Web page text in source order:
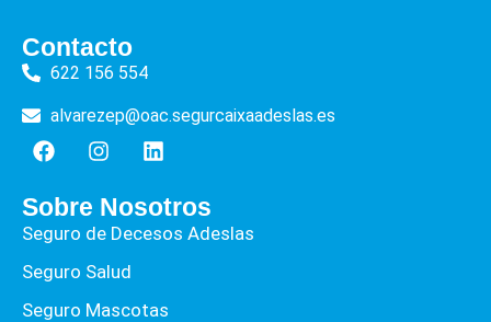
Contacto
622 156 554
alvarezep@oac.segurcaixaadeslas.es
Sobre Nosotros
Seguro de Decesos Adeslas
Seguro Salud
Seguro Mascotas